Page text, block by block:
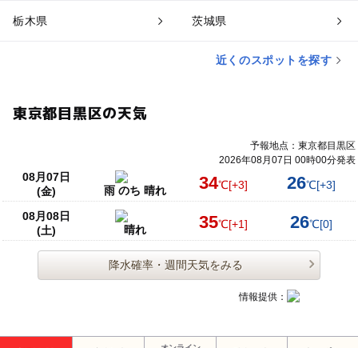
栃木県 茨城県
近くのスポットを探す
東京都目黒区の天気
予報地点：東京都目黒区
2026年08月07日 00時00分発表
08月07日
(金)
雨 のち 晴れ 34℃[+3] 26℃[+3]
08月08日
(土)
晴れ 35℃[+1] 26℃[0]
降水確率・週間天気をみる
情報提供：